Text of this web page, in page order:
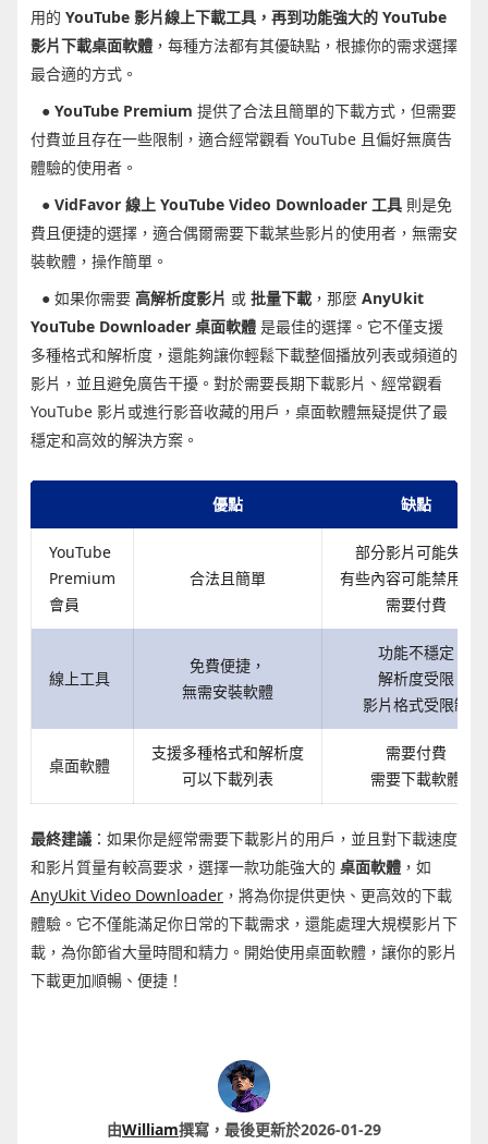
用的 YouTube 影片線上下載工具，再到功能強大的 YouTube
影片下載桌面軟體 ，每種方法都有其優缺點，根據你的需求選擇
最合適的方式。
● YouTube Premium 提供了合法且簡單的下載方式，但需要
付費並且存在一些限制，適合經常觀看 YouTube 且偏好無廣告
體驗的使用者。
● VidFavor 線上 YouTube Video Downloader 工具 則是免
費且便捷的選擇，適合偶爾需要下載某些影片的使用者，無需安
裝軟體，操作簡單。
● 如果你需要 高解析度影片 或 批量下載 ，那麼 AnyUkit
YouTube Downloader 桌面軟體 是最佳的選擇。它不僅支援
多種格式和解析度，還能夠讓你輕鬆下載整個播放列表或頻道的
影片，並且避免廣告干擾。對於需要長期下載影片、經常觀看
YouTube 影片或進行影音收藏的用戶，桌面軟體無疑提供了最
穩定和高效的解決方案。
優點 缺點
YouTube
Premium
會員
合法且簡單
部分影片可能失效
有些內容可能禁用下
需要付費
線上工具
免費便捷，
無需安裝軟體
功能不穩定
解析度受限
影片格式受限制
桌面軟體
支援多種格式和解析度
可以下載列表
需要付費
需要下載軟體
最終建議 ：如果你是經常需要下載影片的用戶，並且對下載速度
和影片質量有較高要求，選擇一款功能強大的 桌面軟體 ，如
AnyUkit Video Downloader ，將為你提供更快、更高效的下載
體驗。它不僅能滿足你日常的下載需求，還能處理大規模影片下
載，為你節省大量時間和精力。開始使用桌面軟體，讓你的影片
下載更加順暢、便捷！
由William撰寫，最後更新於2026-01-29